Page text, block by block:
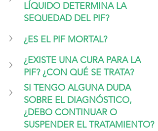
LÍQUIDO DETERMINA LA
SEQUEDAD DEL PIF?
¿ES EL PIF MORTAL?
¿EXISTE UNA CURA PARA LA
PIF? ¿CON QUÉ SE TRATA?
SI TENGO ALGUNA DUDA
SOBRE EL DIAGNÓSTICO,
¿DEBO CONTINUAR O
SUSPENDER EL TRATAMIENTO?